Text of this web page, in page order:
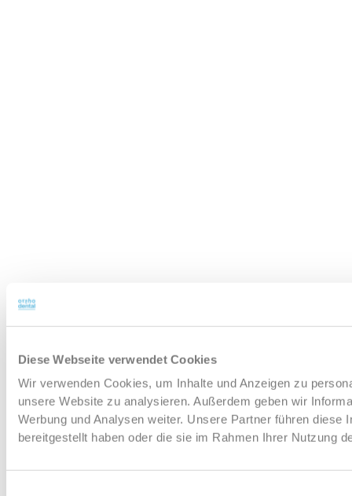
Diese Webseite verwendet Cookies
Wir verwenden Cookies, um Inhalte und Anzeigen zu
unsere Website zu analysieren. Außerdem geben wir
Werbung und Analysen weiter. Unsere Partner führen
bereitgestellt haben oder die sie im Rahmen Ihrer Nutzung